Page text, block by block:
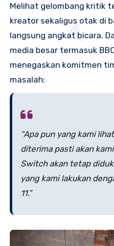
Melihat gelombang kritik
kreator sekaligus otak di
langsung angkat bicara.
media besar termasuk
menegaskan komitmen
masalah:
“Apa pun yang kami
diterima pasti akan
Switch akan tetap
yang kami lakukan
11.”